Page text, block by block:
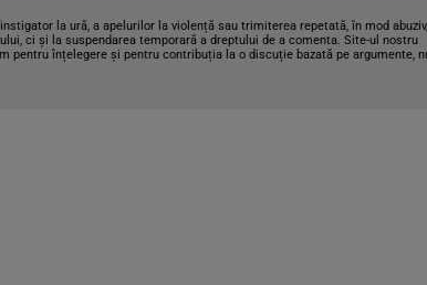
la ură, a apelurilor la violență sau trimiterea repetată, în mod
ci și la suspendarea temporară a dreptului de a comenta. Site-ul nostru
pentru înțelegere și pentru contribuția la o discuție bazată pe argumente,